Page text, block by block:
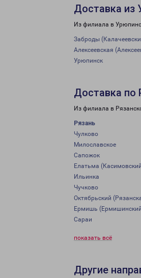
Доставка из
Из филиала в
Заброды
Алексеевская
Урюпинск
Доставка по
Из филиала в
Рязань
Чулково
Милославское
Сапожок
Елатьма
Ильинка
Чучково
Октябрьский
Ермишь
Сараи
показать всё
Другие